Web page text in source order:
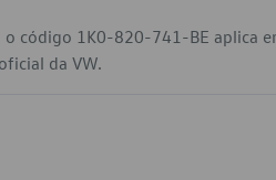
código 1K0-820-741-BE aplica
da VW.